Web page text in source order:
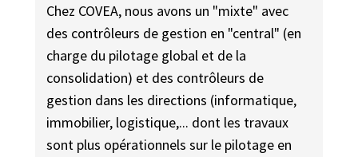
Chez COVEA, nous avons un "mixte" avec
des contrôleurs de gestion en "central" (en
charge du pilotage global et de la
consolidation) et des contrôleurs de
gestion dans les directions (informatique,
immobilier, logistique,... dont les travaux
sont plus opérationnels sur le pilotage en